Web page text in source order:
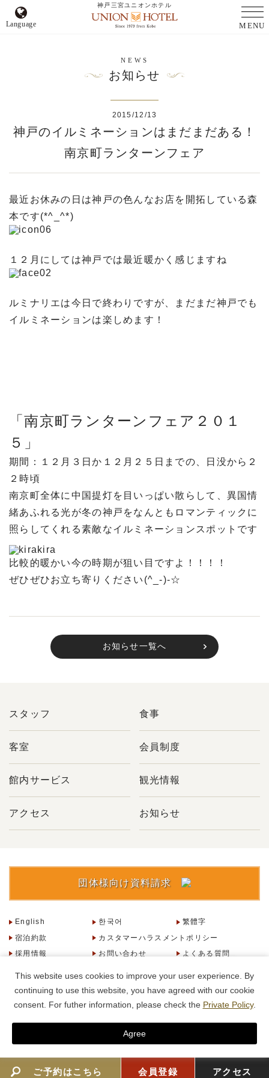
神戸三宮ユニオンホテル
MENU
Language
ご予約はこちら 会員登録 アクセス
NEWS
お知らせ
2015/12/13
神戸のイルミネーションはまだまだある！
南京町ランターンフェア
最近お休みの日は神戸の色んなお店を開拓している森
本です(*^_^*)
１２月にしては神戸では最近暖かく感じますね
ルミナリエは今日で終わりですが、まだまだ神戸でも
イルミネーションは楽しめます！
「南京町ランターンフェア２０１
５」
期間：１２月３日か１２月２５日までの、日没から２
２時頃
南京町全体に中国提灯を目いっぱい散らして、異国情
緒あふれる光が冬の神戸をなんともロマンティックに
照らしてくれる素敵なイルミネーションスポットです
比較的暖かい今の時期が狙い目ですよ！！！！
ぜひぜひお立ち寄りください(^_-)-☆
お知らせ一覧へ
スタッフ 食事
客室 会員制度
館内サービス 観光情報
アクセス お知らせ
団体様向け資料請求
English 한국어
繁體字
宿泊約款
カスタマーハラスメントポリシー
採用情報
お問い合わせ
よくある質問
This website uses cookies to improve your user experience. By
continuing to use this website, you have agreed with our cookie
consent. For futher information, please check the Private Policy.
Agree